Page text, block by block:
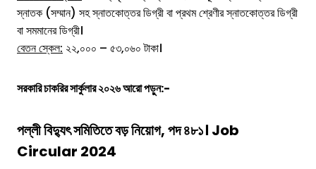
স্নাতক (সম্মান) সহ স্নাতকোত্তর ডিগ্রী বা প্রথম শ্রেণীর স্নাতকোত্তর ডিগ্রী
বা সমমানের ডিগ্রী।
বেতন স্কেল: ২২,০০০ – ৫৩,০৬০ টাকা।
সরকারি চাকরির সার্কুলার ২০২৬ আরো পড়ুন:-
পল্লী বিদ্যুৎ সমিতিতে বড় নিয়োগ, পদ ৪৮১। Job
Circular 2024